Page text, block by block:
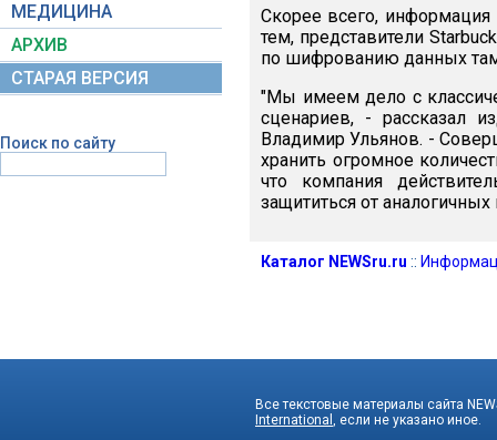
МЕДИЦИНА
АРХИВ
СТАРАЯ ВЕРСИЯ
Поиск по сайту
Скорее всего,
тем, представители
по шифрованию данных
"Мы имеем дело с
сценариев, - рассказал
Владимир Ульянов. -
хранить огромное
что компания
защититься от
Каталог NEWSru.ru ::
Все текстовые материалы сайта
International , если не указано иное.